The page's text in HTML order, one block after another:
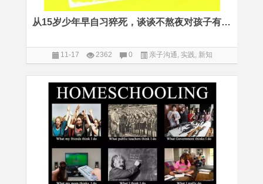
从15岁少年早自习猝死，谈谈不熬夜对孩子有多重要
11-17 2362 0 亲子沟通, 实践, 新知